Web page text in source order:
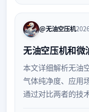
@无油空压机
无油空压机和微
本文详细解析无油
气体纯净度、应用
通过对比两者的技